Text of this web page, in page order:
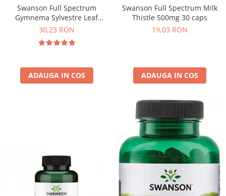
Swanson Full Spectrum
Gymnema Sylvestre Leaf
400mg 100 caps
30,23 RON
ADAUGA IN COS
Swanson Full Spectrum Milk
Thistle 500mg 30 caps
19,03 RON
ADAUGA IN COS